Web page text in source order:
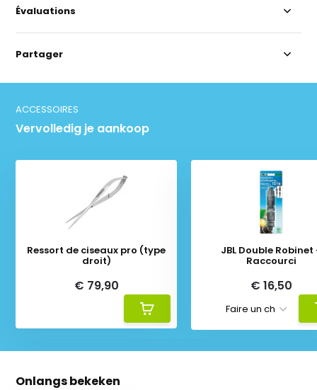
Évaluations
Partager
ACCESSOIRES
Vervolledig je aankoop
Ressort de ciseaux pro (type
droit)
€ 79,90
JBL Double Robinet
Raccourci
€ 16,50
Onlangs bekeken